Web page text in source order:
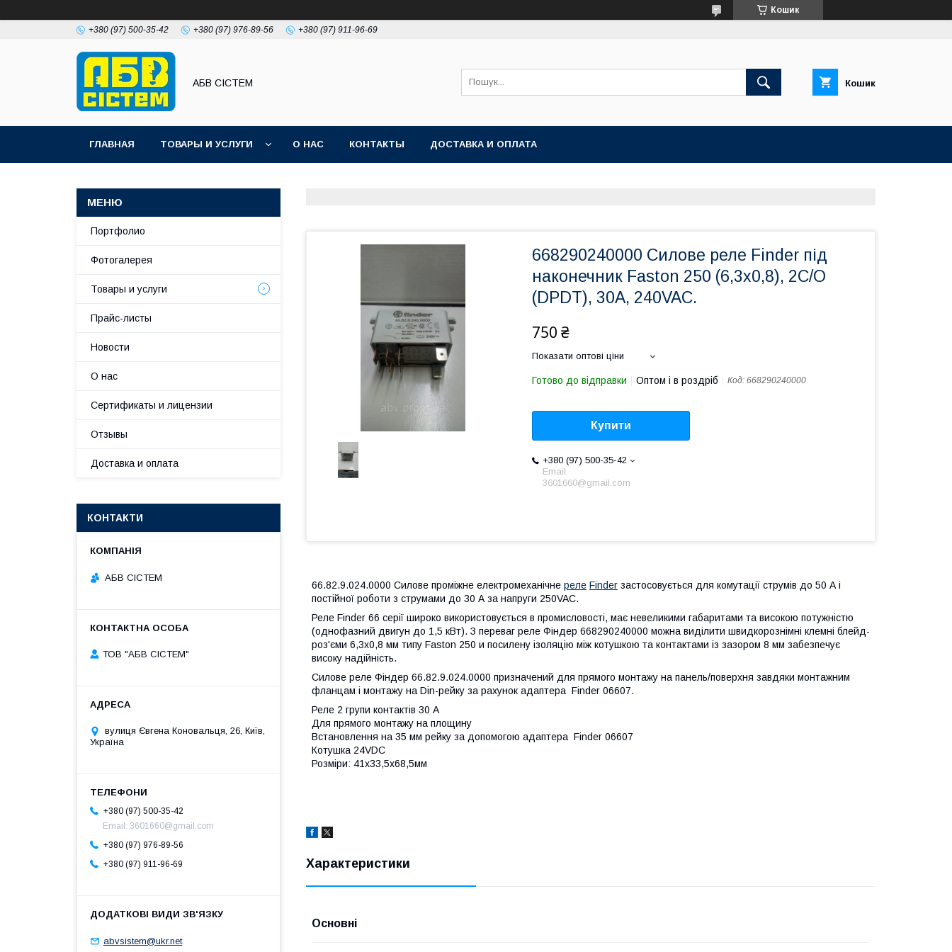
Кошик
+380 (97) 500-35-42 +380 (97) 976-89-56 +380 (97) 911-96-69
АБВ СІСТЕМ Кошик
ГЛАВНАЯ ТОВАРЫ И УСЛУГИ О НАС КОНТАКТЫ ДОСТАВКА И ОПЛАТА
668290240000 Силове реле Finder під
наконечник Faston 250 (6,3х0,8), 2C/O
(DРDТ), 30A, 240VAC.
750 ₴
Показати оптові ціни
Готово до відправки Оптом і в роздріб Код: 668290240000
Купити
+380 (97) 500-35-42
Email:
3601660@gmail.com
66.82.9.024.0000 Силове проміжне електромеханічне реле Finder застосовується для комутації струмів до 50 А і
постійної роботи з струмами до 30 А за напруги 250VAC.
Реле Finder 66 серії широко використовується в промисловості, має невеликими габаритами та високою потужністю
(однофазний двигун до 1,5 кВт). З переваг реле Фіндер 668290240000 можна виділити швидкорознімні клемні блейд-
роз'єми 6,3х0,8 мм типу Faston 250 и посилену ізоляцію між котушкою та контактами із зазором 8 мм забезпечує
високу надійність.
Силове реле Фіндер 66.82.9.024.0000 призначений для прямого монтажу на панель/поверхня завдяки монтажним
фланцам і монтажу на Din-рейку за рахунок адаптера Finder 06607.
Реле 2 групи контактів 30 А
Для прямого монтажу на площину
Встановлення на 35 мм рейку за допомогою адаптера Finder 06607
Котушка 24VDC
Розміри: 41х33,5х68,5мм
Характеристики
Основні
Портфолио
Фотогалерея
Товары и услуги
Прайс-листы
Новости
О нас
Сертификаты и лицензии
Отзывы
Доставка и оплата
КОНТАКТИ
АБВ СІСТЕМ
ТОВ "АБВ СІСТЕМ"
вулиця Євгена Коновальця, 26, Київ,
Україна
+380 (97) 500-35-42
Email: 3601660@gmail.com
+380 (97) 976-89-56
+380 (97) 911-96-69
abvsistem@ukr.net